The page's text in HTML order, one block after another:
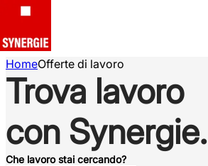
HomeOfferte di lavoro
Trova lavoro
con Synergie.
Che lavoro stai cercando?